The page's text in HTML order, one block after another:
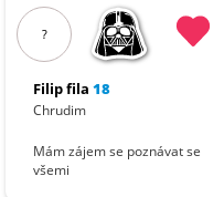
?
Filip fila 18
Chrudim
Mám zájem se poznávat se
všemi